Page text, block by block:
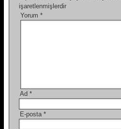
işaretlenmişlerdir
Yorum *
Ad *
E-posta *